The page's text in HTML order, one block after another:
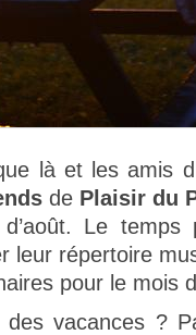
là et les amis
de Plaisir du
Le
leur répertoire
pour le mois
des vacances ?